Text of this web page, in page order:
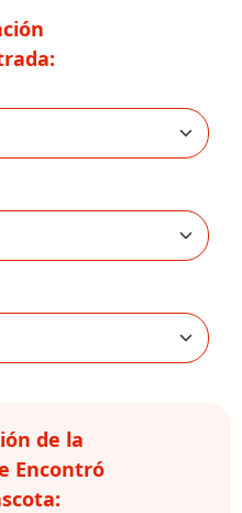
de la
Encontró